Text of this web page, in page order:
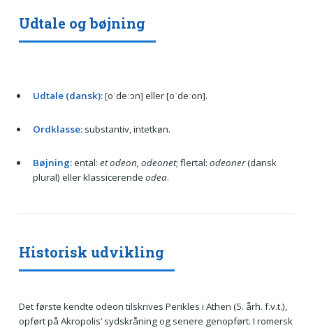
Udtale og bøjning
Udtale (dansk):[oˈdeːɔn] eller [oˈdeːon].
Ordklasse:substantiv, intetkøn.
Bøjning:ental: et odeon, odeonet; flertal: odeoner(dansk
plural) eller klassicerende odea.
Historisk udvikling
Det første kendte odeon tilskrives Perikles i Athen (5. årh. f.v.t.),
opført på Akropolis’ sydskråning og senere genopført. I romersk